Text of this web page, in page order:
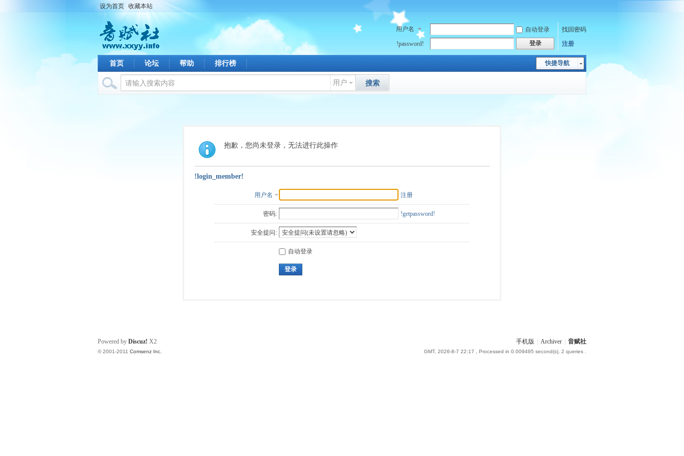
设为首页 收藏本站
用户名 自动登录
找回密码
!password!
登录 注册
快捷导航
首页 论坛 帮助 排行榜
用户 搜索
抱歉，您尚未登录，无法进行此操作
!login_member!
用户名 注册
密码: !getpassword!
安全提问:
自动登录
登录
手机版 Archiver 音赋社
GMT, 2026-8-7 22:17 , Processed in 0.009495 second(s), 2 queries .
Powered by Discuz! X2
© 2001-2011 Comsenz Inc.